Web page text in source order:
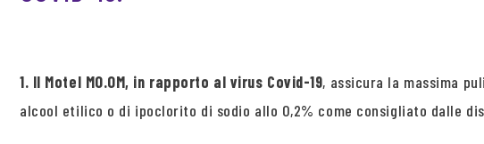
1. Il Motel MO.OM, in rapporto al virus Covid-19, assicura la massima
alcool etilico o di ipoclorito di sodio allo 0,2% come consigliato dalle